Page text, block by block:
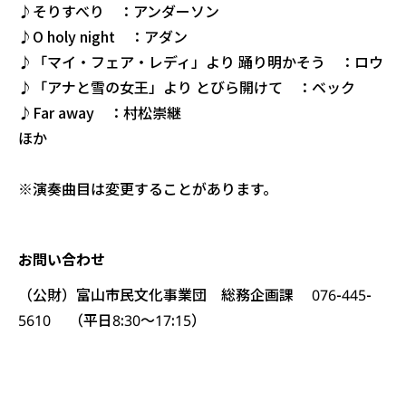
♪そりすべり ：アンダーソン
♪O holy night ：アダン
♪「マイ・フェア・レディ」より 踊り明かそう ：ロウ
♪「アナと雪の女王」より とびら開けて ：ベック
♪Far away ：村松崇継
ほか
※演奏曲目は変更することがあります。
お問い合わせ
（公財）富山市民文化事業団 総務企画課 076-445-
5610 （平日8:30～17:15）